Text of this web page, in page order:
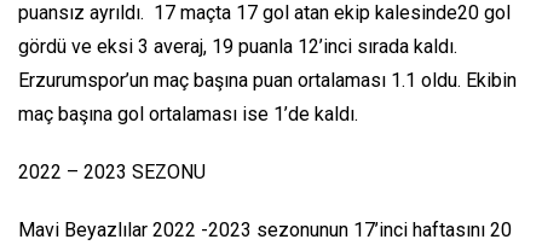
puansız ayrıldı. 17 maçta 17 gol atan ekip kalesinde20 gol
gördü ve eksi 3 averaj, 19 puanla 12’inci sırada kaldı.
Erzurumspor’un maç başına puan ortalaması 1.1 oldu. Ekibin
maç başına gol ortalaması ise 1’de kaldı.
2022 – 2023 SEZONU
Mavi Beyazlılar 2022 -2023 sezonunun 17’inci haftasını 20